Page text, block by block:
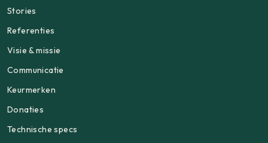
Stories
Referenties
Visie & missie
Communicatie
Keurmerken
Donaties
Technische specs